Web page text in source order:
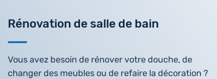
Rénovation de salle de bain
Vous avez besoin de rénover votre douche, de
changer des meubles ou de refaire la décoration ?